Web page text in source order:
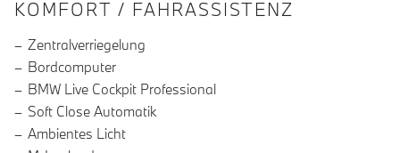
INFORMATIONEN ÜBER DIE
KOMFORT / FAHRASSISTENZ
Zentralverriegelung
Bordcomputer
BMW Live Cockpit Professional
Soft Close Automatik
Ambientes Licht